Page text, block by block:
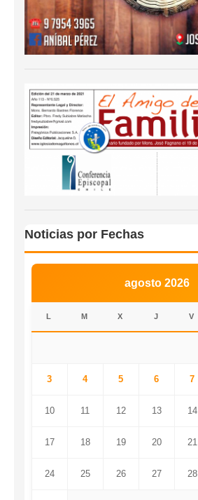
Noticias por Fechas
agosto 2026
L M X J V
3 4 5 6 7
10 11 12 13 14
17 18 19 20 21
24 25 26 27 28